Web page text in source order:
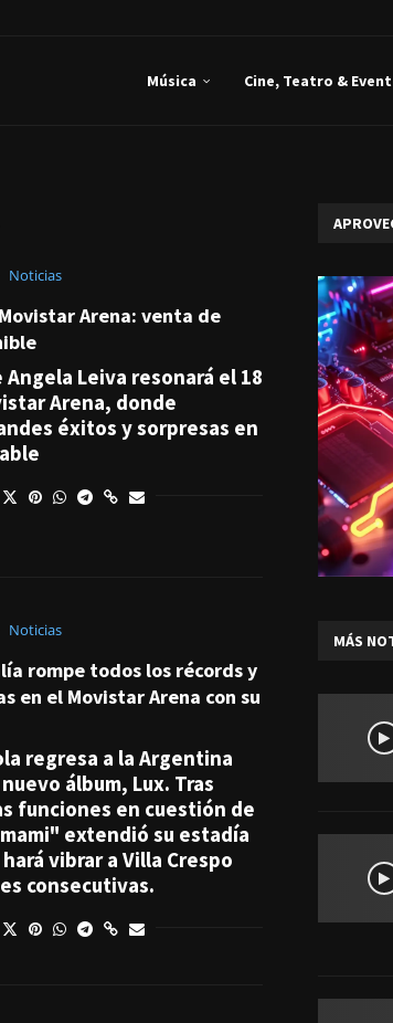
Música Cine, Teatro &
Noticias
Arena: venta de
Leiva resonará el 18
Arena, donde
éxitos y sorpresas en
Noticias
rompe todos los récords y
en el Movistar Arena con su
regresa a la Argentina
álbum, Lux. Tras
funciones en cuestión de
extendió su estadía
vibrar a Villa Crespo
consecutivas.
MÁS